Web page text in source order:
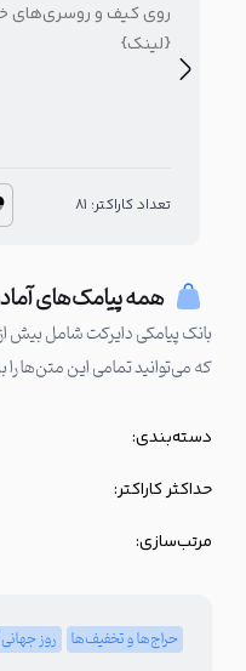
روی کیف‌ و روسری‌های خاص ۱۵٪ تخفیف
{لینک}
تعداد کاراکتر: 81
همه پیامک‌های
که می‌توانید تمامی این متن‌ها
دسته‌بندی:
حداکثر کاراکتر:
مرتب‌سازی:
حراج‌ها و تخفیف‌ها روز جهانی